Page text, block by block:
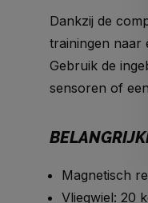
Dankzij de
trainingen naar
Gebruik de
sensoren of
Magnetisch
Vliegwiel: 20